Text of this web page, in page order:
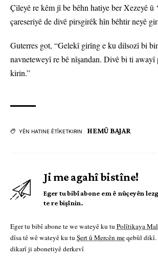
Çileyê re kêm jî be bêhn hatiye ber Xezeyê û
çareseriyê de divê pirsgirêk hîn bêhtir neyê
Guterres got, “Gelekî girîng e ku dilsozî bi
navneteweyî re bê nîşandan. Divê bi ti awayî
kirin.”
YÊN HATINE ÊTÎKETKIRIN HEMÛ BAJAR
Ji me agahî bistîne!
Eger tu bibî abone em ê nûçeyên
te re bişînin.
Eger tu bibî abone te we wateyê ku tu Polîtikaya
dîsa tê wê wateyê ku tu Şert û Mercên meqebûl
dikarî ji abonetiyê derkevî